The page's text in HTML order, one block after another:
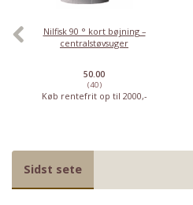
Nilfisk 90 ° kort bøjning –
centralstøvsuger
50.00
(40)
Køb rentefrit op til 2000,-
Sidst sete